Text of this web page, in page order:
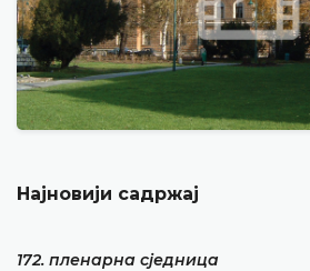
Најновији садржај
172. пленарна сједницa